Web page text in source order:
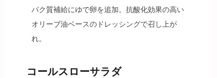
パク質補給にゆで卵を追加。抗酸化効果の高い
オリーブ油ベースのドレッシングで召し上が
れ。
コールスローサラダ